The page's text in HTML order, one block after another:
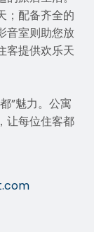
；配备齐全的
音室则助您放
客提供欢乐天
”魅力。公寓
让每位住客都